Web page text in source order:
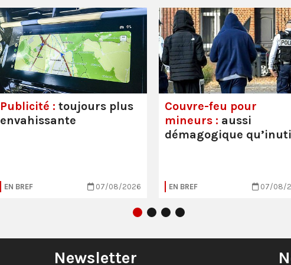
Publicité : toujours plus
envahissante
EN BREF 07/08/2026
Couvre-feu pour
mineurs : aussi
démagogique
EN BREF 07/08/
Newsletter